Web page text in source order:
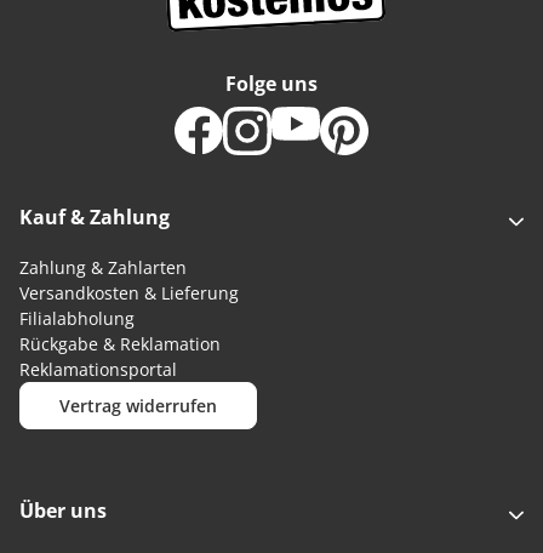
Kauf & Zahlung
Zahlung & Zahlarten
Versandkosten & Lieferung
Filialabholung
Rückgabe & Reklamation
Reklamationsportal
Vertrag widerrufen
Folge uns
Über uns